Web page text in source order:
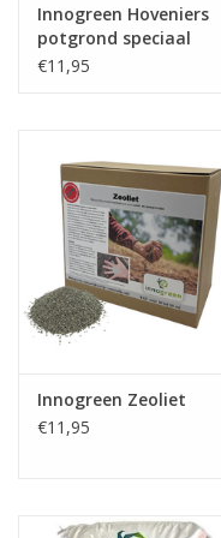
Innogreen Hoveniers
potgrond speciaal
€11,95
Innogreen Zeoliet
€11,95